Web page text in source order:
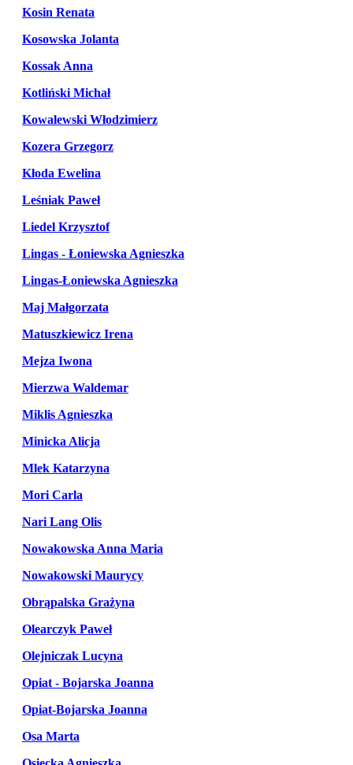
Kosin Renata
Kosowska Jolanta
Kossak Anna
Kotliński Michał
Kowalewski Włodzimierz
Kozera Grzegorz
Kłoda Ewelina
Leśniak Paweł
Liedel Krzysztof
Lingas - Łoniewska Agnieszka
Lingas-Łoniewska Agnieszka
Maj Małgorzata
Matuszkiewicz Irena
Mejza Iwona
Mierzwa Waldemar
Miklis Agnieszka
Minicka Alicja
Mlek Katarzyna
Mori Carla
Nari Lang Olis
Nowakowska Anna Maria
Nowakowski Maurycy
Obrąpalska Grażyna
Olearczyk Paweł
Olejniczak Lucyna
Opiat - Bojarska Joanna
Opiat-Bojarska Joanna
Osa Marta